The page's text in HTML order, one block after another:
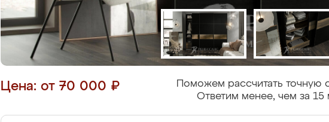
Цена: от 70 000 ₽
Поможем рассчитать точную
Ответим менее, чем за 15